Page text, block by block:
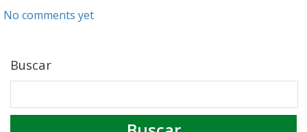
No comments yet
Buscar